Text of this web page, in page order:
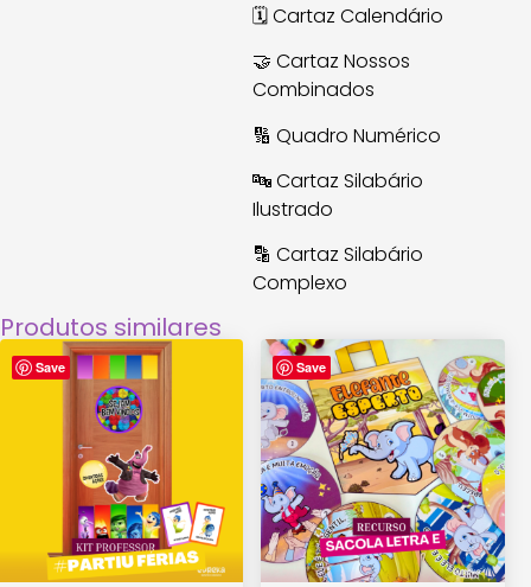
🗓️ Cartaz Calendário
🤝 Cartaz Nossos
Combinados
🔢 Quadro Numérico
🔤 Cartaz Silabário
Ilustrado
🔡 Cartaz Silabário
Complexo
Produtos similares
Save Save